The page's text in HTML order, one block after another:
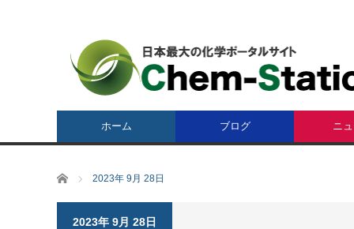
ホーム ブログ ニ
ホーム 2023年 9月 28日
2023年 9月 28日